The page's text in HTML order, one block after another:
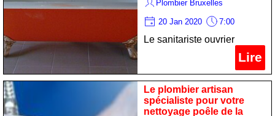
Plombier Bruxelles
20 Jan 2020 7:00
Le sanitariste ouvrier
maintenance calorifère de
la marque chaffoteaux et
maury dans votre commune
1081 bruxelles koekelberg
Lire
Le plombier artisan
spécialiste pour votre
nettoyage poêle de la